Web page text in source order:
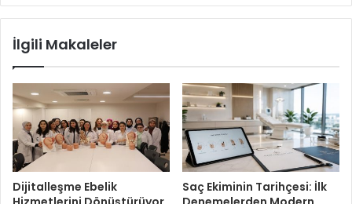
İlgili Makaleler
Dijitalleşme Ebelik
Saç Ekiminin Tarihçesi: İlk